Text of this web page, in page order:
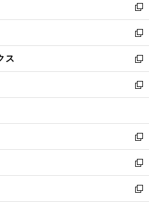
く
で
開
く
ド
ウ
で
開
く
ィ
ン
ド
ウ
で
開
く
い
ウ
ィ
ン
ド
ウ
で
開
新
し
い
ウ
ィ
ン
ド
ウ
開
く
新
し
い
ウ
ィ
ン
ウ
で
開
く
ス
新
し
い
ウ
ン
ド
ウ
で
開
く
新
し
ウ
ィ
ン
ド
ウ
で
開
新
し
い
ウ
ィ
ン
新
し
い
ウ
新
し